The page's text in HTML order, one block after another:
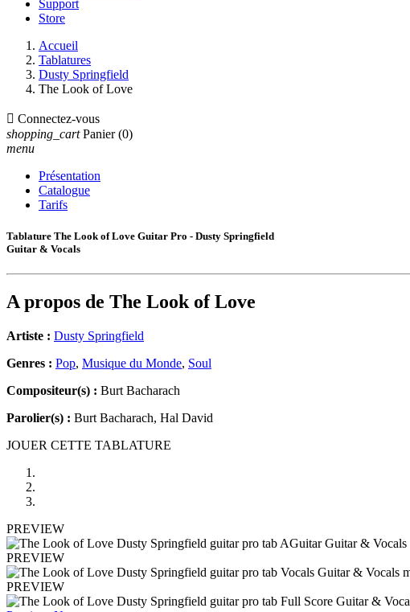
Support
Store
Accueil
Tablatures
Dusty Springfield
The Look of Love
 Connectez-vous
shopping_cart Panier (0)
menu
Présentation
Catalogue
Tarifs
Tablature The Look of Love Guitar Pro - Dusty Springfield
Guitar & Vocals
A propos de The Look of Love
Artiste : Dusty Springfield
Genres : Pop, Musique du Monde, Soul
Compositeur(s) : Burt Bacharach
Parolier(s) : Burt Bacharach, Hal David
JOUER CETTE TABLATURE
PREVIEW
PREVIEW
PREVIEW